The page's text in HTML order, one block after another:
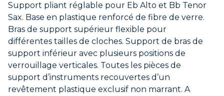
Support pliant réglable pour Eb Alto et Bb Tenor
Sax. Base en plastique renforcé de fibre de verre.
Bras de support supérieur flexible pour
différentes tailles de cloches. Support de bras de
support inférieur avec plusieurs positions de
verrouillage verticales. Toutes les pièces de
support d’instruments recouvertes d’un
revêtement plastique exclusif non marrant. A